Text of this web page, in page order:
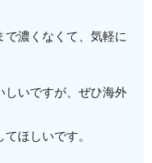
濃くなくて、気軽に
しいですが、ぜひ海外
ほしいです。